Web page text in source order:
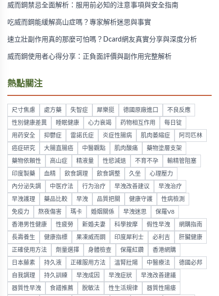
威而鋼禁忌全面解析：服用前必知的注意事項與安全指南
吃威而鋼能緩解高山症嗎？專家解析迷思與事實
速立壯副作用真的那麼可怕嗎？Dcard網友真實分享與深度分析
威而鋼使用者心得分享：正負面評價與副作用完整解析
熱點關注
尺寸焦慮 處方藥 失智症 犀樂挺 德國原廠進口 不良反應
性別健康差異 睡眠健康 心力衰竭 药物相互作用 每日锭
用药安全 抑鬱症 雷諾氏症 炎症性腸病 肌肉萎縮症 阿司匹林
癌症研究 大腸直腸癌 中醫觀點 肌肉酸痛 藥物塗層支架
藥物依賴性 高山症 精液量 性慾減退 不育不孕 輸精管阻塞
印度製藥 血精 飲食調理 飲食調整 久坐 心理壓力
內分泌失調 中医疗法 行为治疗 早洩改善建议 早洩治疗
早洩護理 藥品比較 早洩 品質把關 健康守護 性病檢測
免疫力 熬夜傷害 瑪卡 婚姻關係 早洩迷思 保羅V8
香港男性健康 性疲勞 新婚夫妻 科學按摩 假性早洩 網購指南
長壽養生 健康指標 果凍威而鋼 印度犀利士 必利吉 肝臟健康
正確使用方法 劑量選擇 身體檢查 保羅紅鑽 香港網購
日本藤素 持久液 正確服用方法 溫腎壯陽 中醫療法 德國必邦
自我調理 持久訓練 早洩成因 早洩症狀 早洩改善建議
器質性早洩 食譜推薦 脫敏法 性生活規律 器質性陽痿